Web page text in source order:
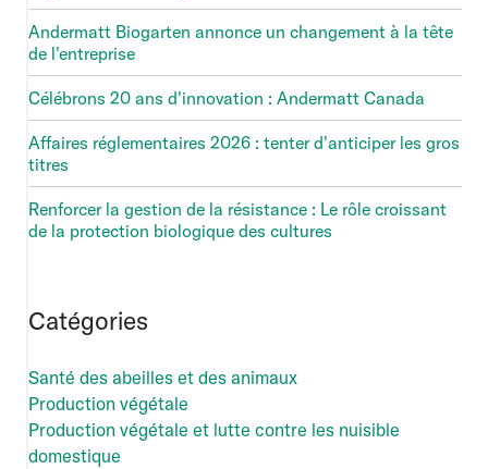
Andermatt Biogarten annonce un changement à la tête
de l'entreprise
Célébrons 20 ans d'innovation : Andermatt Canada
Affaires réglementaires 2026 : tenter d'anticiper les gros
titres
Renforcer la gestion de la résistance : Le rôle croissant
de la protection biologique des cultures
Catégories
Santé des abeilles et des animaux
Production végétale
Production végétale et lutte contre les nuisible
domestique